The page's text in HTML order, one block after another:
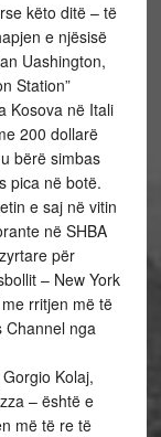
këto ditë – të
e njësisë
Uashington,
Station”
Kosova në Itali
200 dollarë
bërë simbas
pica në botë.
e saj në vitin
në SHBA
për
– New York
rritjen më të
Channel nga
Kolaj,
– është e
më të re të